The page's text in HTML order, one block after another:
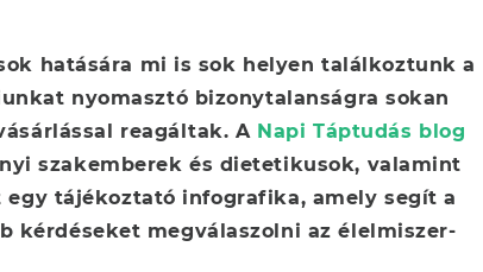
hatására mi is sok helyen találkoztunk a
nyomasztó bizonytalanságra sokan
reagáltak. A Napi Táptudás blog
szakemberek és dietetikusok, valamint
tájékoztató infografika, amely segít a
kérdéseket megválaszolni az élelmiszer-